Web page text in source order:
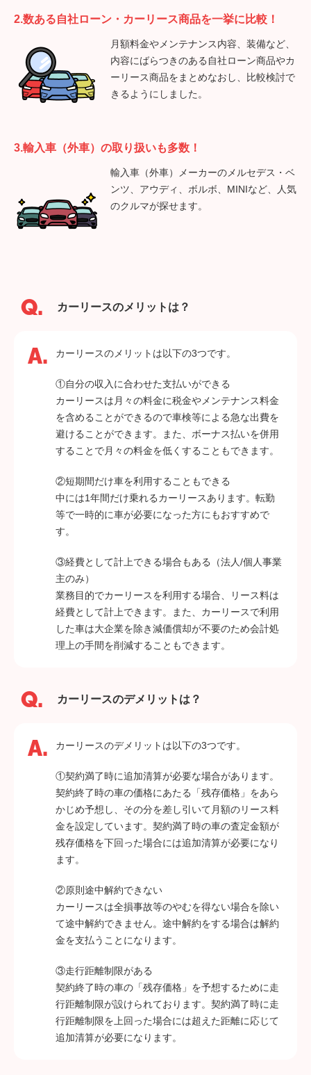
2.数ある自社ローン・カーリース商品を一挙に比較！
月額料金やメンテナンス内容、装備など、
内容にばらつきのある自社ローン商品やカ
ーリース商品をまとめなおし、比較検討で
きるようにしました。
3.輸入車（外車）の取り扱いも多数！
輸入車（外車）メーカーのメルセデス・ベ
ンツ、アウディ、ボルボ、MINIなど、人気
のクルマが探せます。
カーリースのメリットは？
カーリースのメリットは以下の3つです。
①自分の収入に合わせた支払いができる
カーリースは月々の料金に税金やメンテナンス料金
を含めることができるので車検等による急な出費を
避けることができます。また、ボーナス払いを併用
することで月々の料金を低くすることもできます。
②短期間だけ車を利用することもできる
中には1年間だけ乗れるカーリースあります。転勤
等で一時的に車が必要になった方にもおすすめで
す。
③経費として計上できる場合もある（法人/個人事業
主のみ）
業務目的でカーリースを利用する場合、リース料は
経費として計上できます。また、カーリースで利用
した車は大企業を除き減価償却が不要のため会計処
理上の手間を削減することもできます。
カーリースのデメリットは？
カーリースのデメリットは以下の3つです。
①契約満了時に追加清算が必要な場合があります。
契約終了時の車の価格にあたる「残存価格」をあら
かじめ予想し、その分を差し引いて月額のリース料
金を設定しています。契約満了時の車の査定金額が
残存価格を下回った場合には追加清算が必要になり
ます。
②原則途中解約できない
カーリースは全損事故等のやむを得ない場合を除い
て途中解約できません。途中解約をする場合は解約
金を支払うことになります。
③走行距離制限がある
契約終了時の車の「残存価格」を予想するために走
行距離制限が設けられております。契約満了時に走
行距離制限を上回った場合には超えた距離に応じて
追加清算が必要になります。